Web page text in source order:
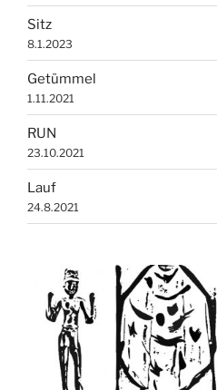
Sitz
8.1.2023
Getümmel
1.11.2021
RUN
23.10.2021
Lauf
24.8.2021